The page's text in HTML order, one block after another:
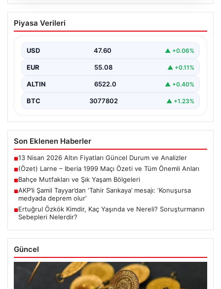
04.08.2026
(Özet) Larne – Iberia 1999 Maçı Özeti
ve Tüm Önemli Anları
Piyasa Verileri
USD 47.60 ▲ +0.06%
EUR 55.08 ▲ +0.11%
ALTIN 6522.0 ▲ +0.40%
BTC 3077802 ▲ +1.23%
Son Eklenen Haberler
■13 Nisan 2026 Altın Fiyatları Güncel Durum ve Analizler
■(Özet) Larne – Iberia 1999 Maçı Özeti ve Tüm Önemli Anları
■Bahçe Mutfakları ve Şık Yaşam Bölgeleri
■AKP’li Şamil Tayyar’dan ‘Tahir Sarıkaya’ mesajı: ‘Konuşursa
medyada deprem olur’
■Ertuğrul Özkök Kimdir, Kaç Yaşında ve Nereli? Soruşturmanın
Sebepleri Nelerdir?
Güncel